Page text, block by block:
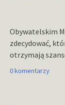
Obywatelskim
zdecydować,
otrzymają
0 komentarzy